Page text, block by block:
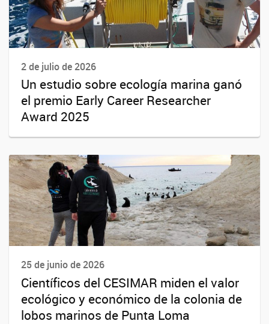
2 de julio de 2026
Un estudio sobre ecología marina ganó
el premio Early Career Researcher
Award 2025
25 de junio de 2026
Científicos del CESIMAR miden el valor
ecológico y económico de la colonia de
lobos marinos de Punta Loma